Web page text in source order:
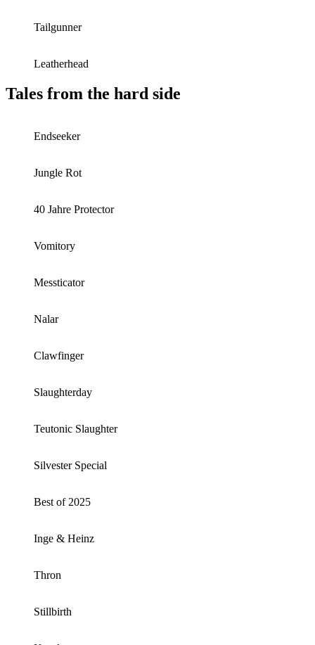
Tailgunner
Leatherhead
Tales from the hard side
Endseeker
Jungle Rot
40 Jahre Protector
Vomitory
Messticator
Nalar
Clawfinger
Slaughterday
Teutonic Slaughter
Silvester Special
Best of 2025
Inge & Heinz
Thron
Stillbirth